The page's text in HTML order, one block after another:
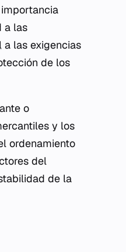
a las
a las exigencias
de los
o
y los
ordenamiento
del
de la